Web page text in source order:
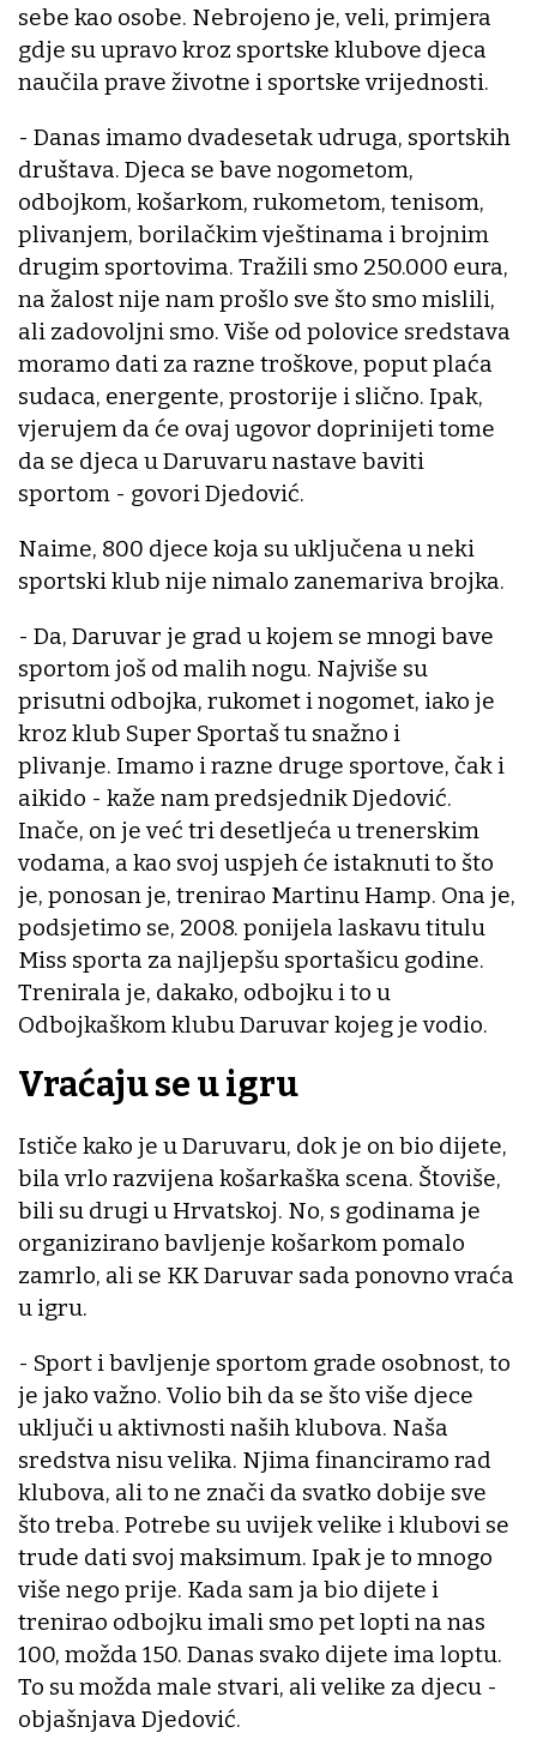
sebe kao osobe. Nebrojeno je, veli, primjera
gdje su upravo kroz sportske klubove djeca
naučila prave životne i sportske vrijednosti.
- Danas imamo dvadesetak udruga, sportskih
društava. Djeca se bave nogometom,
odbojkom, košarkom, rukometom, tenisom,
plivanjem, borilačkim vještinama i brojnim
drugim sportovima. Tražili smo 250.000 eura,
na žalost nije nam prošlo sve što smo mislili,
ali zadovoljni smo. Više od polovice sredstava
moramo dati za razne troškove, poput plaća
sudaca, energente, prostorije i slično. Ipak,
vjerujem da će ovaj ugovor doprinijeti tome
da se djeca u Daruvaru nastave baviti
sportom - govori Djedović.
Naime, 800 djece koja su uključena u neki
sportski klub nije nimalo zanemariva brojka.
- Da, Daruvar je grad u kojem se mnogi bave
sportom još od malih nogu. Najviše su
prisutni odbojka, rukomet i nogomet, iako je
kroz klub Super Sportaš tu snažno i
plivanje. Imamo i razne druge sportove, čak i
aikido - kaže nam predsjednik Djedović.
Inače, on je već tri desetljeća u trenerskim
vodama, a kao svoj uspjeh će istaknuti to što
je, ponosan je, trenirao Martinu Hamp. Ona je,
podsjetimo se, 2008. ponijela laskavu titulu
Miss sporta za najljepšu sportašicu godine.
Trenirala je, dakako, odbojku i to u
Odbojkaškom klubu Daruvar kojeg je vodio.
Vraćaju se u igru
Ističe kako je u Daruvaru, dok je on bio dijete,
bila vrlo razvijena košarkaška scena. Štoviše,
bili su drugi u Hrvatskoj. No, s godinama je
organizirano bavljenje košarkom pomalo
zamrlo, ali se KK Daruvar sada ponovno vraća
u igru.
- Sport i bavljenje sportom grade osobnost, to
je jako važno. Volio bih da se što više djece
uključi u aktivnosti naših klubova. Naša
sredstva nisu velika. Njima financiramo rad
klubova, ali to ne znači da svatko dobije sve
što treba. Potrebe su uvijek velike i klubovi se
trude dati svoj maksimum. Ipak je to mnogo
više nego prije. Kada sam ja bio dijete i
trenirao odbojku imali smo pet lopti na nas
100, možda 150. Danas svako dijete ima loptu.
To su možda male stvari, ali velike za djecu -
objašnjava Djedović.